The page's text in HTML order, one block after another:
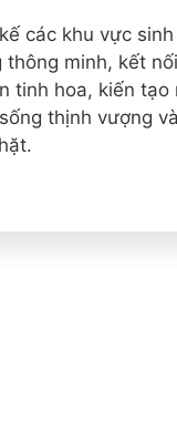
các khu vực
thông minh, kết
tinh hoa, kiến tạo
thịnh vượng